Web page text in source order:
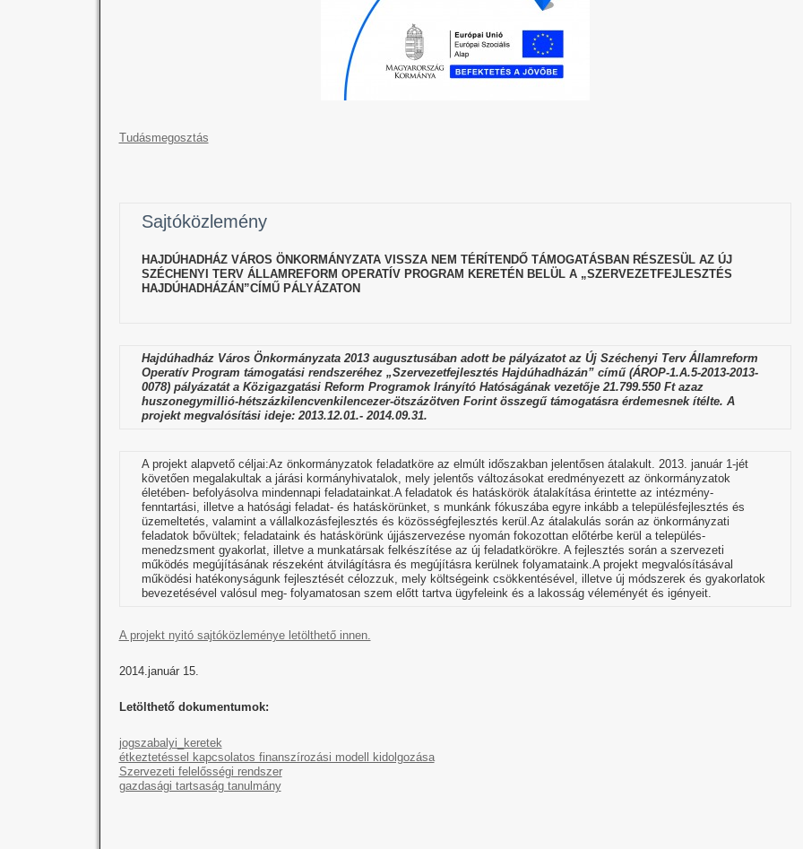
Tudásmegosztás
Sajtóközlemény
HAJDÚHADHÁZ VÁROS ÖNKORMÁNYZATA VISSZA NEM TÉRÍTENDŐ TÁMOGATÁSBAN RÉSZESÜL AZ ÚJ
SZÉCHENYI TERV ÁLLAMREFORM OPERATÍV PROGRAM KERETÉN BELÜL A „SZERVEZETFEJLESZTÉS
HAJDÚHADHÁZÁN”CÍMŰ PÁLYÁZATON
Hajdúhadház Város Önkormányzata 2013 augusztusában adott be pályázatot az Új Széchenyi Terv Államreform
Operatív Program támogatási rendszeréhez „Szervezetfejlesztés Hajdúhadházán” című (ÁROP-1.A.5-2013-2013-
0078) pályázatát a Közigazgatási Reform Programok Irányító Hatóságának vezetője 21.799.550 Ft azaz
huszonegymillió-hétszázkilencvenkilencezer-ötszázötven Forint összegű támogatásra érdemesnek ítélte. A
projekt megvalósítási ideje: 2013.12.01.- 2014.09.31.
A projekt alapvető céljai:Az önkormányzatok feladatköre az elmúlt időszakban jelentősen átalakult. 2013. január 1-jét
követően megalakultak a járási kormányhivatalok, mely jelentős változásokat eredményezett az önkormányzatok
életében- befolyásolva mindennapi feladatainkat.A feladatok és hatáskörök átalakítása érintette az intézmény-
fenntartási, illetve a hatósági feladat- és hatáskörünket, s munkánk fókuszába egyre inkább a településfejlesztés és
üzemeltetés, valamint a vállalkozásfejlesztés és közösségfejlesztés kerül.Az átalakulás során az önkormányzati
feladatok bővültek; feladataink és hatáskörünk újjászervezése nyomán fokozottan előtérbe kerül a település-
menedzsment gyakorlat, illetve a munkatársak felkészítése az új feladatkörökre. A fejlesztés során a szervezeti
működés megújításának részeként átvilágításra és megújításra kerülnek folyamataink.A projekt megvalósításával
működési hatékonyságunk fejlesztését célozzuk, mely költségeink csökkentésével, illetve új módszerek és gyakorlatok
bevezetésével valósul meg- folyamatosan szem előtt tartva ügyfeleink és a lakosság véleményét és igényeit.
A projekt nyitó sajtóközleménye letölthető innen.
2014.január 15.
Letölthető dokumentumok:
jogszabalyi_keretek
étkeztetéssel kapcsolatos finanszírozási modell kidolgozása
Szervezeti felelősségi rendszer
gazdasági tartsaság tanulmány